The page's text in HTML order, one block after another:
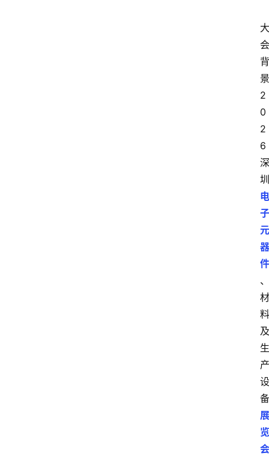
大
会
背
景
2
0
2
6
深
圳
电
子
元
器
件
、
材
料
及
生
产
设
备
展
览
会